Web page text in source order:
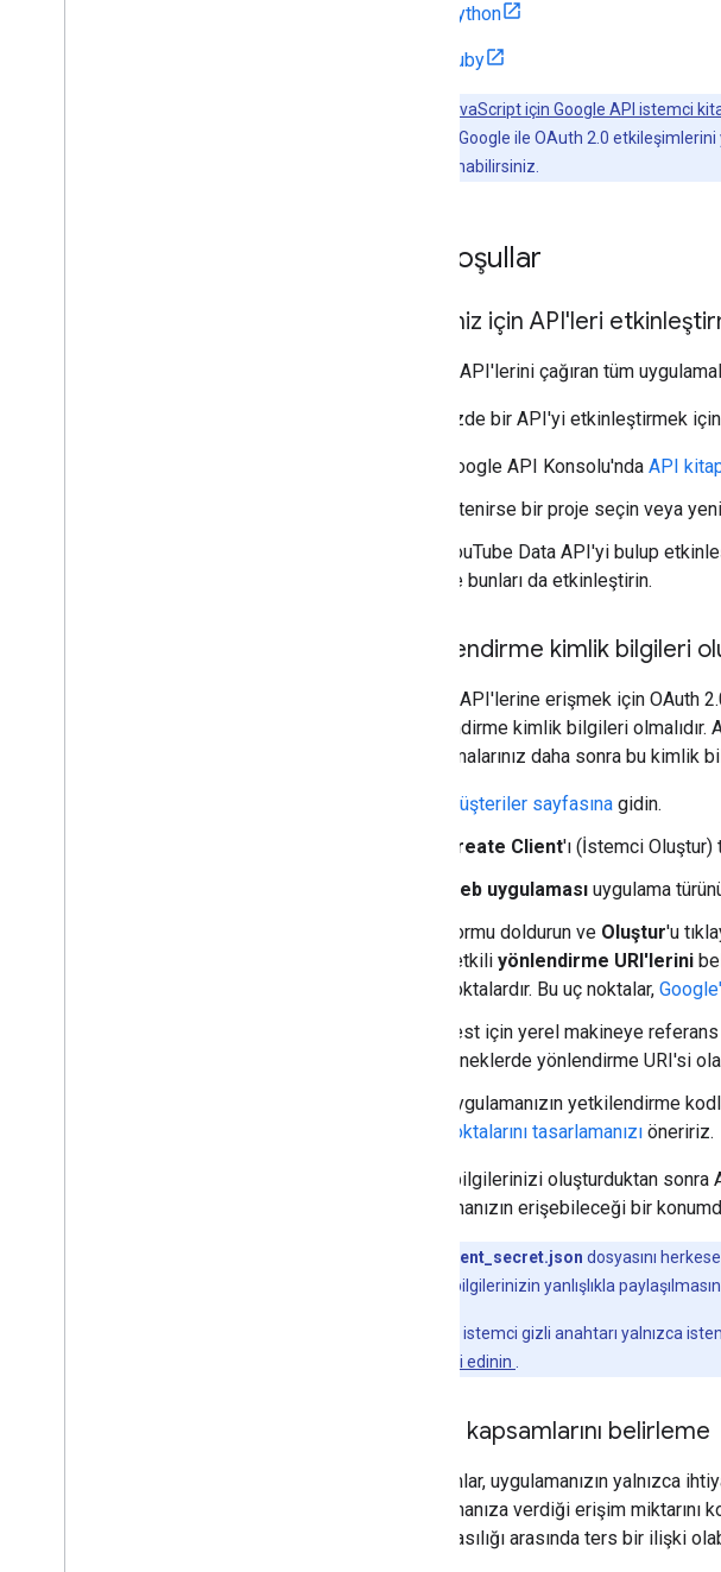
Python
Ruby
JavaScript için Google API istemci
tasarlanmıştır. Google ile OAuth 2.0
kitaplığını kullanabilirsiniz.
Ön koşullar
Projeniz için API'leri
Google API'lerini çağıran tüm
Projenizde bir API'yi etkinleştirmek
Google API Konsolu'nda API
İstenirse bir proje seçin veya
YouTube Data API'yi bulup
ve bunları da etkinleştirin.
Yetkilendirme kimlik bilgileri
Google API'lerine erişmek için OAuth
yetkilendirme kimlik bilgileri olmalıdır.
Uygulamalarınız daha sonra bu
Müşteriler sayfasına gidin.
Create Client'ı (İstemci Oluştur)
Web uygulaması uygulama
Formu doldurun ve Oluştur'u
yetkili yönlendirme URI'lerini
noktalardır. Bu uç noktalar,
Test için yerel makineye
örneklerde yönlendirme URI'si
Uygulamanızın yetkilendirme
noktalarını tasarlamanızı öneririz.
Kimlik bilgilerinizi oluşturduktan sonra
uygulamanızın erişebileceği bir
client_secret.json dosyasını
istemci kimlik bilgilerinizin yanlışlıkla
Uygulamanızın istemci gizli anahtarı yalnızca
Daha fazla bilgi edinin
Erişim kapsamlarını belirleme
Kapsamlar, uygulamanızın yalnızca
uygulamanıza verdiği erişim
alma olasılığı arasında ters bir ilişki